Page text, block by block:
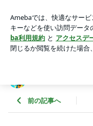
りたい
アプリをダウンロードし
ょう。
前の記事へ